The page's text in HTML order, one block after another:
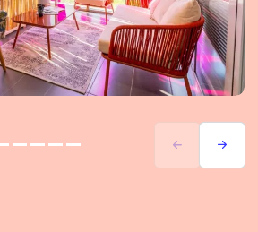
PrécédentSuivant